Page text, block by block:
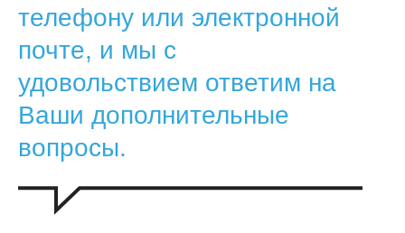
телефону или электронной
почте, и мы с
удовольствием ответим на
Ваши дополнительные
вопросы.